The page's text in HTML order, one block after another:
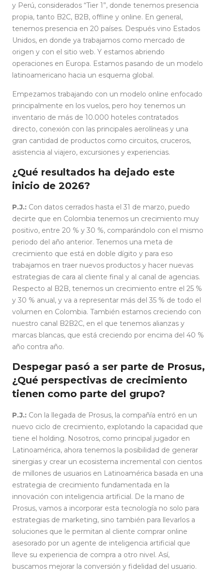
y Perú, considerados “Tier 1”, donde tenemos presencia
propia, tanto B2C, B2B, offline y online. En general,
tenemos presencia en 20 países. Después vino Estados
Unidos, en donde ya trabajamos como mercado de
origen y con el sitio web. Y estamos abriendo
operaciones en Europa. Estamos pasando de un modelo
latinoamericano hacia un esquema global.
Empezamos trabajando con un modelo online enfocado
principalmente en los vuelos, pero hoy tenemos un
inventario de más de 10.000 hoteles contratados
directo, conexión con las principales aerolíneas y una
gran cantidad de productos como circuitos, cruceros,
asistencia al viajero, excursiones y experiencias.
¿Qué resultados ha dejado este
inicio de 2026?
P.J.: Con datos cerrados hasta el 31 de marzo, puedo
decirte que en Colombia tenemos un crecimiento muy
positivo, entre 20 % y 30 %, comparándolo con el mismo
periodo del año anterior. Tenemos una meta de
crecimiento que está en doble dígito y para eso
trabajamos en traer nuevos productos y hacer nuevas
estrategias de cara al cliente final y al canal de agencias.
Respecto al B2B, tenemos un crecimiento entre el 25 %
y 30 % anual, y va a representar más del 35 % de todo el
volumen en Colombia. También estamos creciendo con
nuestro canal B2B2C, en el que tenemos alianzas y
marcas blancas, que está creciendo por encima del 40 %
año contra año.
Despegar pasó a ser parte de Prosus,
¿Qué perspectivas de crecimiento
tienen como parte del grupo?
P.J.: Con la llegada de Prosus, la compañía entró en un
nuevo ciclo de crecimiento, explotando la capacidad que
tiene el holding. Nosotros, como principal jugador en
Latinoamérica, ahora tenemos la posibilidad de generar
sinergias y crear un ecosistema incremental con cientos
de millones de usuarios en Latinoamérica basada en una
estrategia de crecimiento fundamentada en la
innovación con inteligencia artificial. De la mano de
Prosus, vamos a incorporar esta tecnología no solo para
estrategias de marketing, sino también para llevarlos a
soluciones que le permitan al cliente comprar online
asesorado por un agente de inteligencia artificial que
lleve su experiencia de compra a otro nivel. Así,
buscamos mejorar la conversión y fidelidad del usuario.